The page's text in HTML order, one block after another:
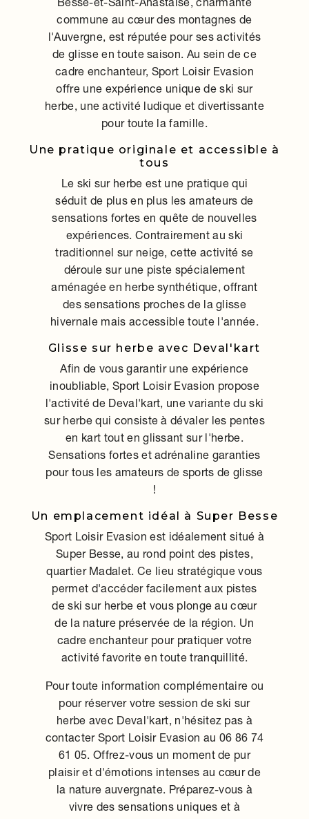
commune au cœur des montagnes de
l'Auvergne, est réputée pour ses activités
de glisse en toute saison. Au sein de ce
cadre enchanteur, Sport Loisir Evasion
offre une expérience unique de ski sur
herbe, une activité ludique et divertissante
pour toute la famille.
Une pratique originale et accessible à
tous
Le ski sur herbe est une pratique qui
séduit de plus en plus les amateurs de
sensations fortes en quête de nouvelles
expériences. Contrairement au ski
traditionnel sur neige, cette activité se
déroule sur une piste spécialement
aménagée en herbe synthétique, offrant
des sensations proches de la glisse
hivernale mais accessible toute l'année.
Glisse sur herbe avec Deval'kart
Afin de vous garantir une expérience
inoubliable, Sport Loisir Evasion propose
l'activité de Deval'kart, une variante du ski
sur herbe qui consiste à dévaler les pentes
en kart tout en glissant sur l'herbe.
Sensations fortes et adrénaline garanties
pour tous les amateurs de sports de glisse
!
Un emplacement idéal à Super Besse
Sport Loisir Evasion est idéalement situé à
Super Besse, au rond point des pistes,
quartier Madalet. Ce lieu stratégique vous
permet d'accéder facilement aux pistes
de ski sur herbe et vous plonge au cœur
de la nature préservée de la région. Un
cadre enchanteur pour pratiquer votre
activité favorite en toute tranquillité.
Pour toute information complémentaire ou
pour réserver votre session de ski sur
herbe avec Deval'kart, n'hésitez pas à
contacter Sport Loisir Evasion au 06 86 74
61 05. Offrez-vous un moment de pur
plaisir et d'émotions intenses au cœur de
la nature auvergnate. Préparez-vous à
vivre des sensations uniques et à